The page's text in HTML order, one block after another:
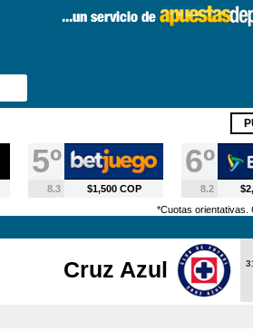
5º
8.3 $1,500 COP
6º
8.2
*Cuotas orientativas.
Cruz Azul